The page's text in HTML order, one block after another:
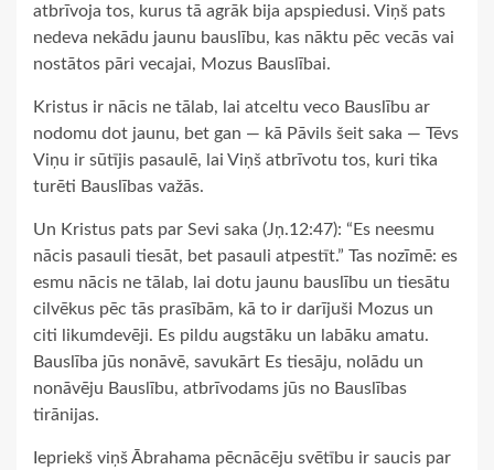
atbrīvoja tos, kurus tā agrāk bija apspiedusi. Viņš pats
nedeva nekādu jaunu bauslību, kas nāktu pēc vecās vai
nostātos pāri vecajai, Mozus Bauslībai.
Kristus ir nācis ne tālab, lai atceltu veco Bauslību ar
nodomu dot jaunu, bet gan — kā Pāvils šeit saka — Tēvs
Viņu ir sūtījis pasaulē, lai Viņš atbrīvotu tos, kuri tika
turēti Bauslības važās.
Un Kristus pats par Sevi saka (Jņ.12:47): “Es neesmu
nācis pasauli tiesāt, bet pasauli atpestīt.” Tas nozīmē: es
esmu nācis ne tālab, lai dotu jaunu bauslību un tiesātu
cilvēkus pēc tās prasībām, kā to ir darījuši Mozus un
citi likumdevēji. Es pildu augstāku un labāku amatu.
Bauslība jūs nonāvē, savukārt Es tiesāju, nolādu un
nonāvēju Bauslību, atbrīvodams jūs no Bauslības
tirānijas.
Iepriekš viņš Ābrahama pēcnācēju svētību ir saucis par